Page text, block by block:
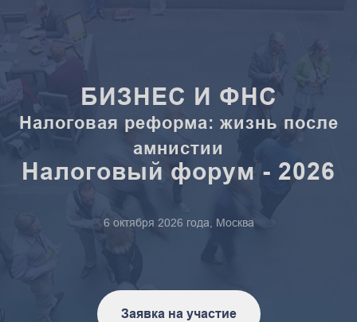
БИЗНЕС И ФНС
Налоговая реформа: жизнь после
амнистии
Налоговый форум - 2026
6 октября 2026 года, Москва
Заявка на участие